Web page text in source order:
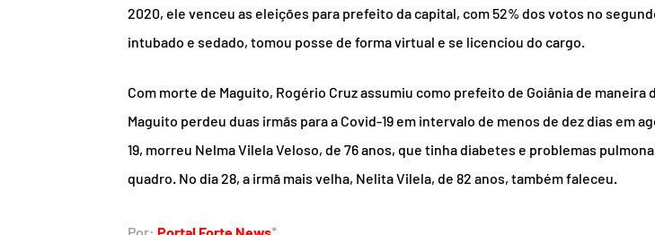
2020, ele venceu as eleições para prefeito da capital, com 52% dos votos no
intubado e sedado, tomou posse de forma virtual e se licenciou do cargo.
Com morte de Maguito, Rogério Cruz assumiu como prefeito de Goiânia de maneira
Maguito perdeu duas irmãs para a Covid-19 em intervalo de menos de dez dias em
19, morreu Nelma Vilela Veloso, de 76 anos, que tinha diabetes e problemas
quadro. No dia 28, a irmã mais velha, Nelita Vilela, de 82 anos, também faleceu.